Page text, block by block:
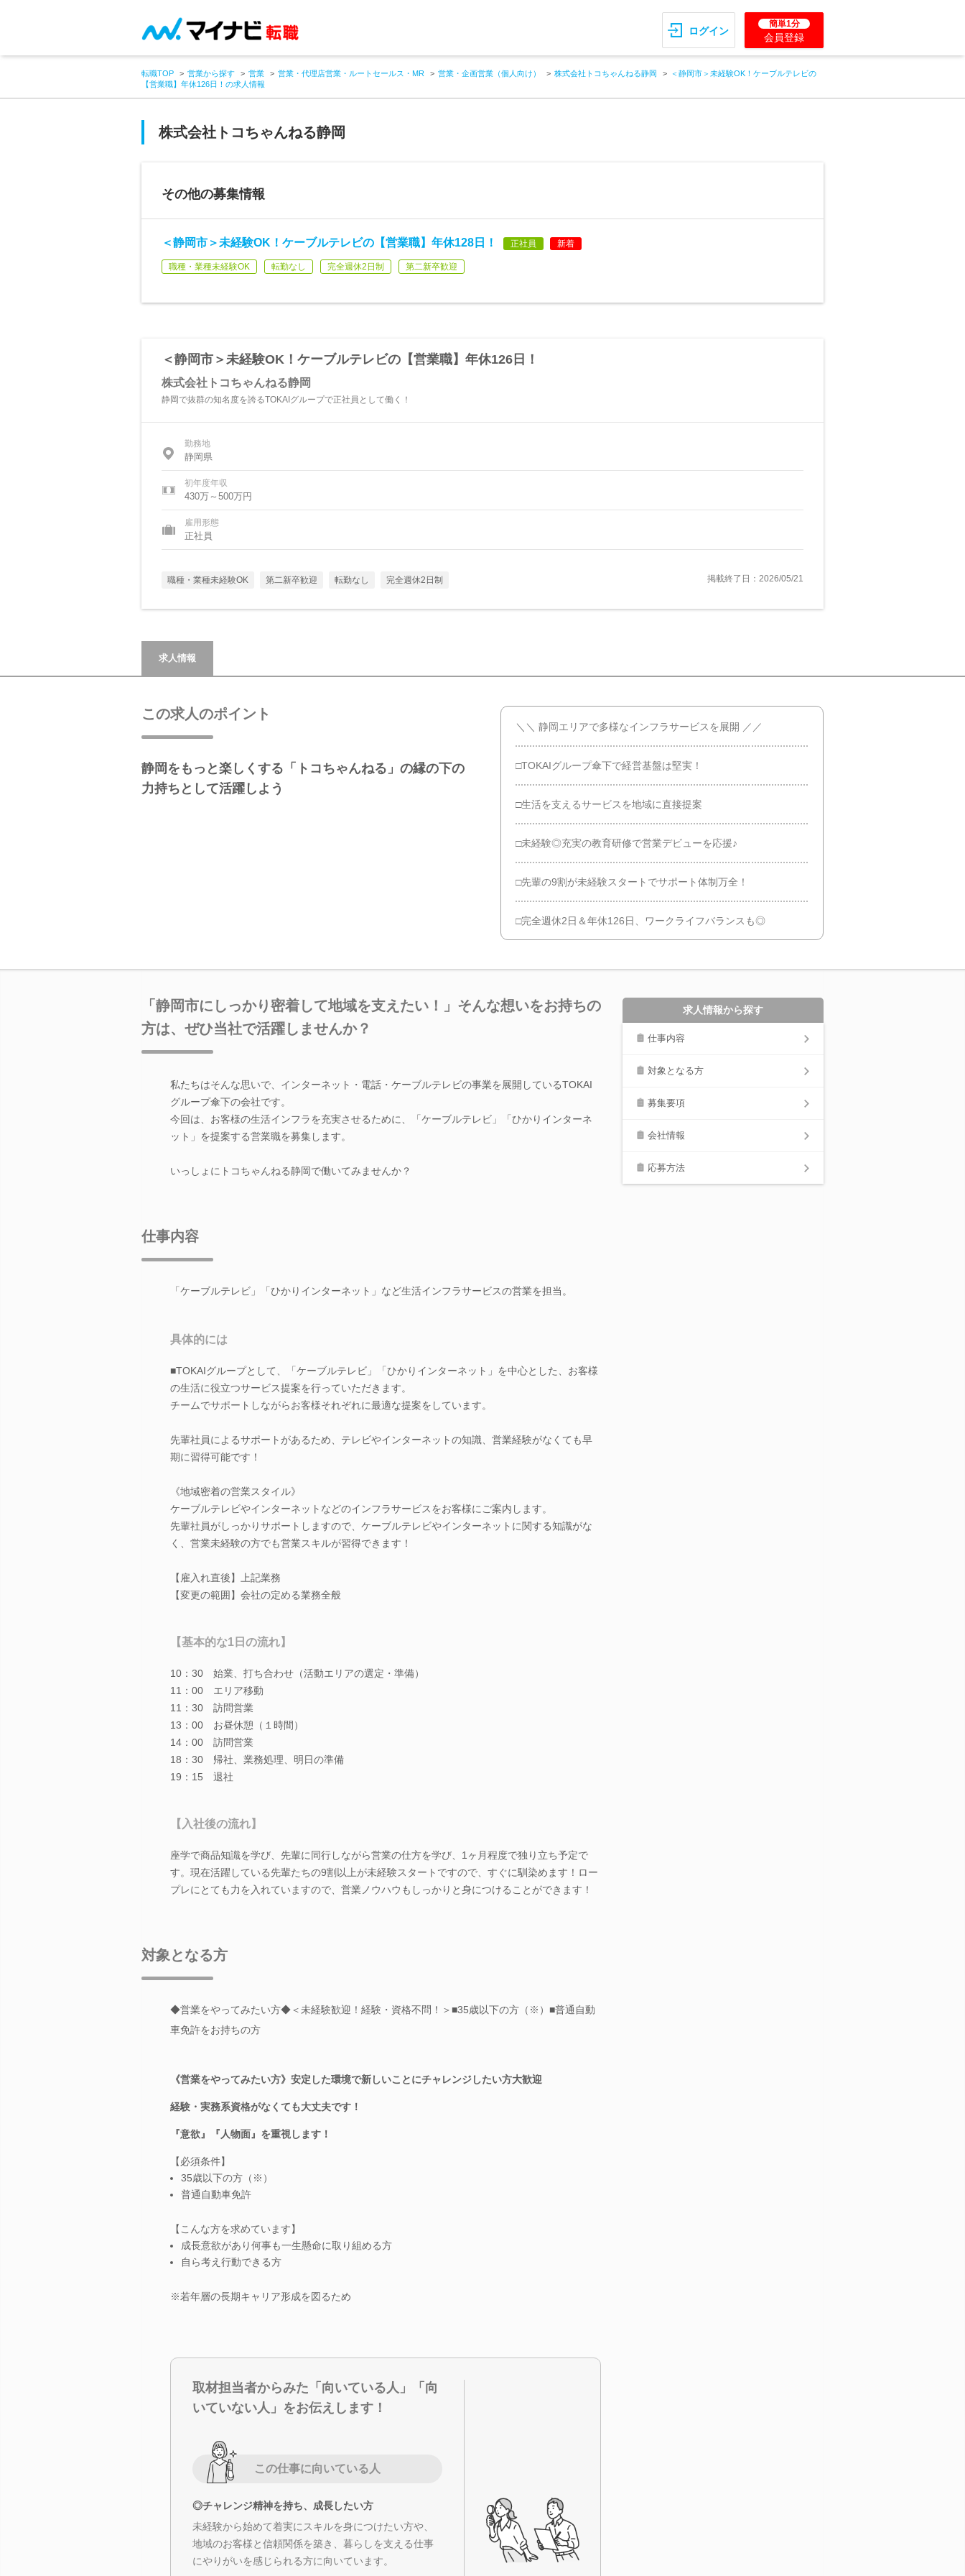
ログイン
簡単1分
会員登録
転職TOP 営業から探す 営業 営業・代理店営業・ルートセールス・MR 営業・企画営業（個人向け） 株式会社トコちゃんねる静岡
＜静岡市＞未経験OK！ケーブルテレビの
【営業職】年休126日！の求人情報
株式会社トコちゃんねる静岡
その他の募集情報
＜静岡市＞未経験OK！ケーブルテレビの【営業職】年休128日！ 正社員 新着
職種・業種未経験OK 転勤なし 完全週休2日制 第二新卒歓迎
＜静岡市＞未経験OK！ケーブルテレビの【営業職】年休126日！
株式会社トコちゃんねる静岡
静岡で抜群の知名度を誇るTOKAIグループで正社員として働く！
勤務地
静岡県
初年度年収
430万～500万円
雇用形態
正社員
職種・業種未経験OK 第二新卒歓迎 転勤なし 完全週休2日制 掲載終了日：2026/05/21
求人情報
この求人のポイント
静岡をもっと楽しくする「トコちゃんねる」の縁の下の
力持ちとして活躍しよう
＼＼ 静岡エリアで多様なインフラサービスを展開 ／／
□TOKAIグループ傘下で経営基盤は堅実！
□生活を支えるサービスを地域に直接提案
□未経験◎充実の教育研修で営業デビューを応援♪
□先輩の9割が未経験スタートでサポート体制万全！
□完全週休2日＆年休126日、ワークライフバランスも◎
「静岡市にしっかり密着して地域を支えたい！」そんな想いをお持ちの
方は、ぜひ当社で活躍しませんか？
私たちはそんな思いで、インターネット・電話・ケーブルテレビの事業を展開しているTOKAI
グループ傘下の会社です。
今回は、お客様の生活インフラを充実させるために、「ケーブルテレビ」「ひかりインターネ
ット」を提案する営業職を募集します。
いっしょにトコちゃんねる静岡で働いてみませんか？
仕事内容
「ケーブルテレビ」「ひかりインターネット」など生活インフラサービスの営業を担当。
具体的には
■TOKAIグループとして、「ケーブルテレビ」「ひかりインターネット」を中心とした、お客様
の生活に役立つサービス提案を行っていただきます。
チームでサポートしながらお客様それぞれに最適な提案をしています。
先輩社員によるサポートがあるため、テレビやインターネットの知識、営業経験がなくても早
期に習得可能です！
《地域密着の営業スタイル》
ケーブルテレビやインターネットなどのインフラサービスをお客様にご案内します。
先輩社員がしっかりサポートしますので、ケーブルテレビやインターネットに関する知識がな
く、営業未経験の方でも営業スキルが習得できます！
【雇入れ直後】上記業務
【変更の範囲】会社の定める業務全般
【基本的な1日の流れ】
10：30 始業、打ち合わせ（活動エリアの選定・準備）
11：00 エリア移動
11：30 訪問営業
13：00 お昼休憩（１時間）
14：00 訪問営業
18：30 帰社、業務処理、明日の準備
19：15 退社
【入社後の流れ】
座学で商品知識を学び、先輩に同行しながら営業の仕方を学び、1ヶ月程度で独り立ち予定で
す。現在活躍している先輩たちの9割以上が未経験スタートですので、すぐに馴染めます！ロー
プレにとても力を入れていますので、営業ノウハウもしっかりと身につけることができます！
対象となる方
◆営業をやってみたい方◆＜未経験歓迎！経験・資格不問！＞■35歳以下の方（※）■普通自動
車免許をお持ちの方
《営業をやってみたい方》安定した環境で新しいことにチャレンジしたい方大歓迎
経験・実務系資格がなくても大丈夫です！
『意欲』『人物面』を重視します！
【必須条件】
35歳以下の方（※）
普通自動車免許
【こんな方を求めています】
成長意欲があり何事も一生懸命に取り組める方
自ら考え行動できる方
※若年層の長期キャリア形成を図るため
取材担当者からみた「向いている人」「向
いていない人」をお伝えします！
この仕事に向いている人
◎チャレンジ精神を持ち、成長したい方
未経験から始めて着実にスキルを身につけたい方や、
地域のお客様と信頼関係を築き、暮らしを支える仕事
にやりがいを感じられる方に向いています。
求人情報から探す
仕事内容
対象となる方
募集要項
会社情報
応募方法